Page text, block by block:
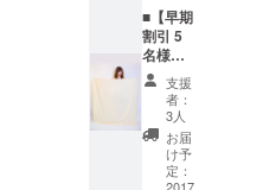
てクラウド
ファンディ
ングで⽀援
者が集まっ
たら商品化
■【早期
割引 5
名様限
定】大
人用お
くるみ
(クリー
販売価
支援
者：
3人
お届
け予
定：